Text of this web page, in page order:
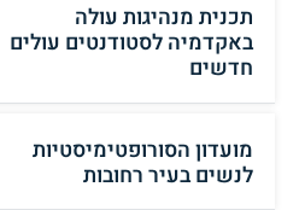
תכנית מנהיגות עולה
באקדמיה לסטודנטים עולים
חדשים
מועדון הסורופטימיסטיות
לנשים בעיר רחובות